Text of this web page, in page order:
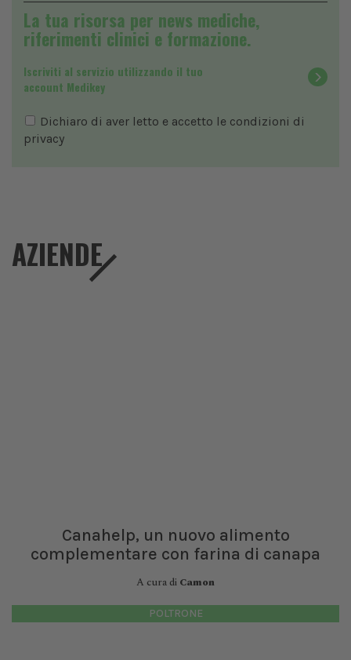
La tua risorsa per news mediche,
riferimenti clinici e formazione.
Iscriviti al servizio utilizzando il tuo
account Medikey
Dichiaro di aver letto e accetto le condizioni di
privacy
AZIENDE
Canahelp, un nuovo alimento
complementare con farina di canapa
A cura di Camon
POLTRONE